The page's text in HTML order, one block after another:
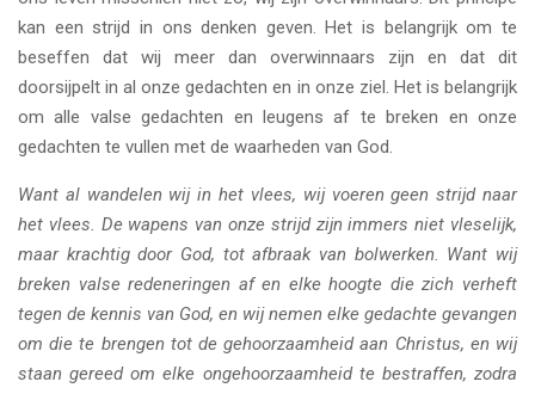
kan een strijd in ons denken geven. Het is belangrijk om te
beseffen dat wij meer dan overwinnaars zijn en dat dit
doorsijpelt in al onze gedachten en in onze ziel. Het is belangrijk
om alle valse gedachten en leugens af te breken en onze
gedachten te vullen met de waarheden van God.
Want al wandelen wij in het vlees, wij voeren geen strijd naar
het vlees. De wapens van onze strijd zijn immers niet vleselijk,
maar krachtig door God, tot afbraak van bolwerken. Want wij
breken valse redeneringen af en elke hoogte die zich verheft
tegen de kennis van God, en wij nemen elke gedachte gevangen
om die te brengen tot de gehoorzaamheid aan Christus, en wij
staan gereed om elke ongehoorzaamheid te bestraffen, zodra